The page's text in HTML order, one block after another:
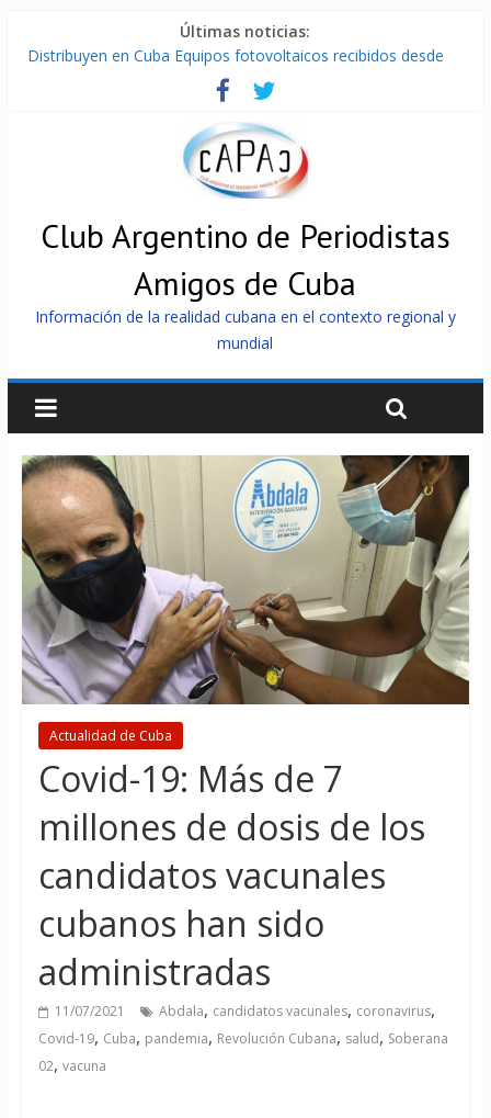
Últimas noticias:
Distribuyen en Cuba Equipos fotovoltaicos recibidos desde
La ONU condena medidas de EE.UU contra Cuba
Cuba alerta sobre doctrina militar de dominación de EEUU
Nuevas sanciones de EEUU contra Cuba apuntan a la
cooperación militar con Rusia y China
Brutal represión contra los que marchan para que no se
venda la patria
Club Argentino de Periodistas
Amigos de Cuba
Información de la realidad cubana en el contexto regional y
mundial
Actualidad de Cuba
Covid-19: Más de 7
millones de dosis de los
candidatos vacunales
cubanos han sido
administradas
11/07/2021 Abdala, candidatos vacunales, coronavirus,
Covid-19, Cuba, pandemia, Revolución Cubana, salud, Soberana
02, vacuna